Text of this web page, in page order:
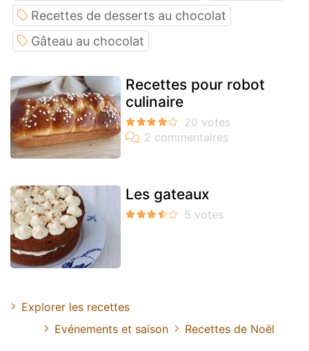
Recettes de desserts au chocolat
Gâteau au chocolat
Recettes pour robot
culinaire
Les gateaux
Explorer les recettes
Evénements et saison
Recettes de Noël